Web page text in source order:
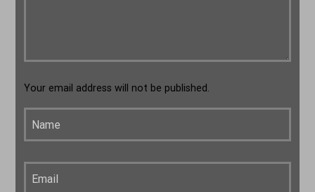
Your email address will not be published.